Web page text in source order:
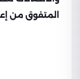
المتفوق من